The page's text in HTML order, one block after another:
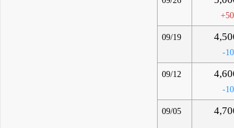
09/19
-
09/12
-
09/05